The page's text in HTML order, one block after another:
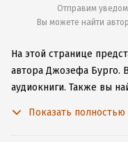
Отправим
Вы можете найти
На этой странице
автора Джозефа Бурго.
аудиокниги. Также вы
Показать полностью